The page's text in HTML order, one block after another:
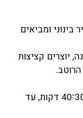
ומביאים
יוצרים קציצות
הרוטב.
4. מנמיכים ללהבה קטנה ומבשלים 30־40 דקות, עד